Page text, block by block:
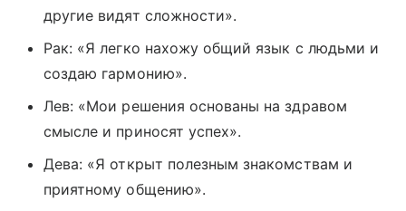
другие видят сложности».
Рак: «Я легко нахожу общий язык с людьми и
создаю гармонию».
Лев: «Мои решения основаны на здравом
смысле и приносят успех».
Дева: «Я открыт полезным знакомствам и
приятному общению».